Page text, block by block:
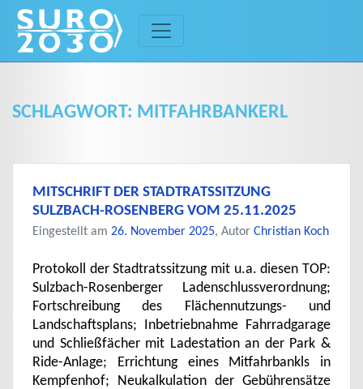
content
SCHLAGWORT: MITFAHRBANKERL
MITSCHRIFT DER STADTRATSSITZUNG
SULZBACH-ROSENBERG VOM 25.11.2025
Eingestellt am 26. November 2025, Autor Christian Koch
Protokoll der Stadtratssitzung mit u.a. diesen TOP:
Sulzbach-Rosenberger Ladenschlussverordnung;
Fortschreibung des Flächennutzungs- und
Landschaftsplans; Inbetriebnahme Fahrradgarage
und Schließfächer mit Ladestation an der Park &
Ride-Anlage; Errichtung eines Mitfahrbankls in
Kempfenhof; Neukalkulation der Gebührensätze